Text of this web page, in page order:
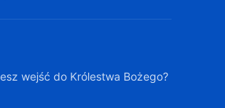
wejść do Królestwa Bożego?